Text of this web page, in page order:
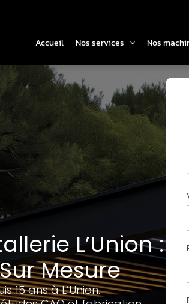
Accueil Nos services Nos
L’Union :
Mesure
15 ans à L’Union.